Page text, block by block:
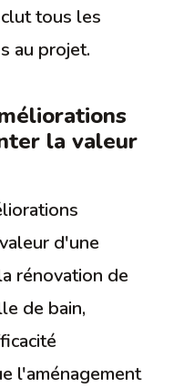
tous les
au projet.
la valeur
d'une
rénovation de
de bain,
l'aménagement